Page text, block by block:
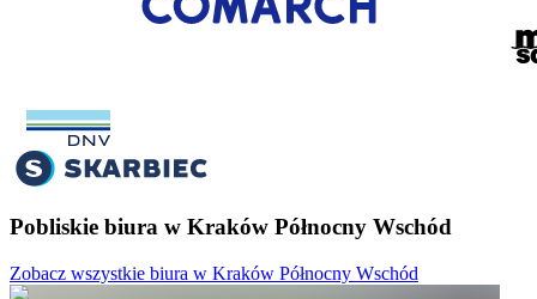
Pobliskie biura w Kraków Północny Wschód
Zobacz wszystkie biura w Kraków Północny Wschód